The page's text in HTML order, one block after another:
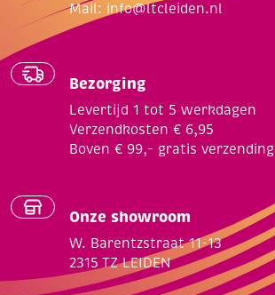
Mail: info@ltcleiden.nl
Bezorging
Levertijd 1 tot 5 werkdagen
Verzendkosten € 6,95
Boven € 99,- gratis verzending
Onze showroom
W. Barentzstraat 11-13
2315 TZ LEIDEN